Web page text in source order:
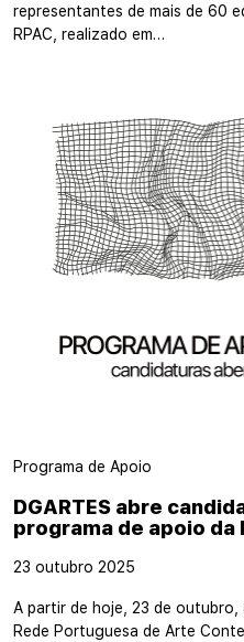
representantes de mais de 60
RPAC, realizado em…
Programa de Apoio
DGARTES abre
programa de apoio da
23 outubro 2025
A partir de hoje, 23 de
Rede Portuguesa de Arte